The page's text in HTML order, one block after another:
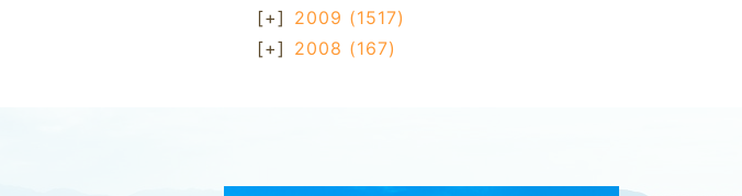
[+] 2009 (1517)
[+] 2008 (167)